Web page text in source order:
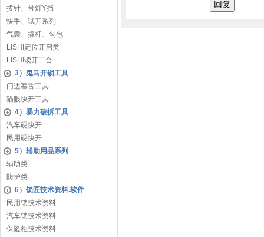
拔针、带灯Y挡
快手、试开系列
气囊、撬杆、勾包
LISHI定位开启类
LISHI读开二合一
3）鬼马开锁工具
门边塞舌工具
猫眼快开工具
4）暴力破拆工具
汽车硬快开
民用硬快开
5）辅助用品系列
辅助类
防护类
6）锁匠技术资料.软件
民用锁技术资料
汽车锁技术资料
保险柜技术资料